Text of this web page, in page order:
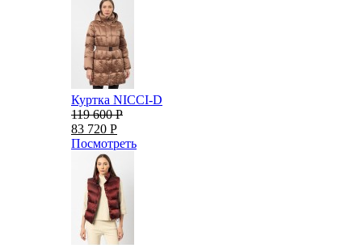
Куртка NICCI-D
119 600 Р
83 720 Р
Посмотреть